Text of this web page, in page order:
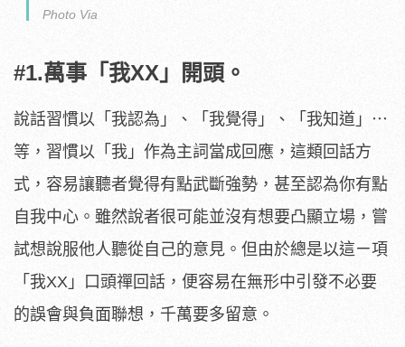
Photo Via
#1.萬事「我XX」開頭。
說話習慣以「我認為」、「我覺得」、「我知道」⋯
等，習慣以「我」作為主詞當成回應，這類回話方
式，容易讓聽者覺得有點武斷強勢，甚至認為你有點
自我中心。雖然說者很可能並沒有想要凸顯立場，嘗
試想說服他人聽從自己的意見。但由於總是以這ㄧ項
「我XX」口頭禪回話，便容易在無形中引發不必要
的誤會與負面聯想，千萬要多留意。